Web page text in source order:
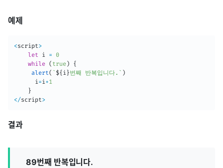
예제
<script>
let i =
0
while ( true )
{
alert( ` ${ i }번째 반복입니다. ` )
      i
=i+1
}
</script>
결과
89번째 반복입니다.